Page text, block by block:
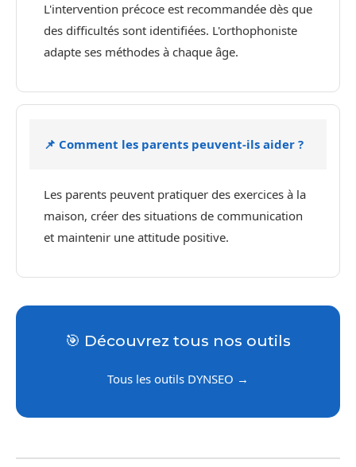
L'intervention précoce est recommandée dès que
des difficultés sont identifiées. L'orthophoniste
adapte ses méthodes à chaque âge.
📌 Comment les parents peuvent-ils aider ?
Les parents peuvent pratiquer des exercices à la
maison, créer des situations de communication
et maintenir une attitude positive.
🎯 Découvrez tous nos outils
Tous les outils DYNSEO →